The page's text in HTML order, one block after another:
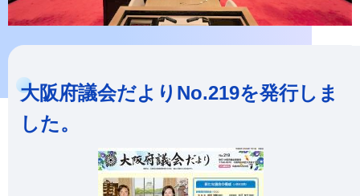
大阪府議会だよりNo.219を発行しま
した。